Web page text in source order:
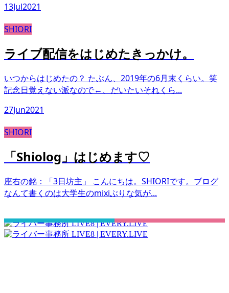
13Jul2021
SHIORI
ライブ配信をはじめたきっかけ。
いつからはじめたの？ たぶん、2019年の6月末くらい。笑
記念日覚えない派なので←、だいたいそれくら...
27Jun2021
SHIORI
「Shiolog」はじめます♡
座右の銘：「3日坊主」 こんにちは。SHIORIです。ブログ
なんて書くのは大学生のmixiぶりな気が...